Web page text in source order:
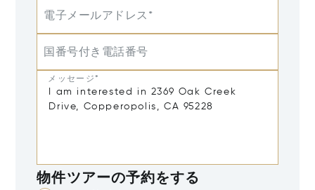
電子メールアドレス*
国番号付き電話番号
メッセージ*
物件ツアーの予約をする